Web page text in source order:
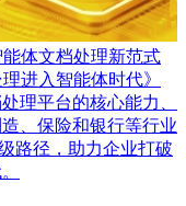
体文档处理新范式
进入智能体时代》
理平台的核心能力、
、保险和银行等行业
路径，助力企业打破